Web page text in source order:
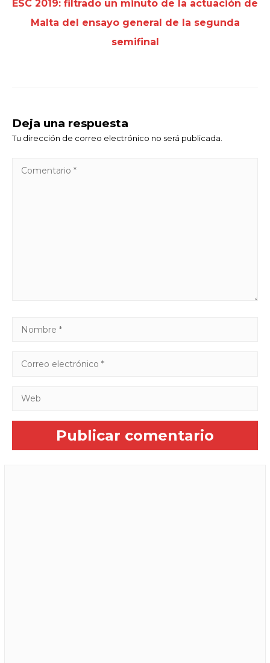
ESC 2019: filtrado un minuto de la actuación de
Malta del ensayo general de la segunda
semifinal
Deja una respuesta
Tu dirección de correo electrónico no será publicada.